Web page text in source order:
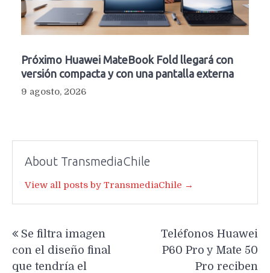
Próximo Huawei MateBook Fold llegará con
versión compacta y con una pantalla externa
9 agosto, 2026
About TransmediaChile
View all posts by TransmediaChile →
de
entradas
Se filtra imagen
con el diseño final
que tendría el
Teléfonos Huawei
P60 Pro y Mate 50
Pro reciben